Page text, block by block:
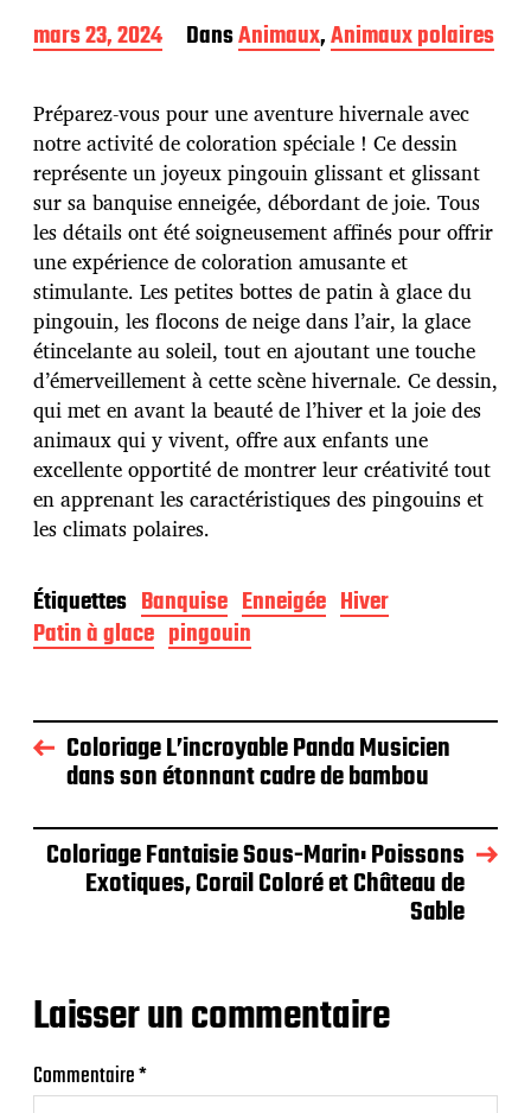
D
a
e
d
e
p
u
b
l
i
c
a
t
i
o
n
mars 23, 2024 DansAnimaux,Animaux polaires
Préparez-vous pour une aventure hivernale avec
notre activité de coloration spéciale ! Ce dessin
représente un joyeux pingouin glissant et glissant
sur sa banquise enneigée, débordant de joie. Tous
les détails ont été soigneusement affinés pour offrir
une expérience de coloration amusante et
stimulante. Les petites bottes de patin à glace du
pingouin, les flocons de neige dans l’air, la glace
étincelante au soleil, tout en ajoutant une touche
d’émerveillement à cette scène hivernale. Ce dessin,
qui met en avant la beauté de l’hiver et la joie des
animaux qui y vivent, offre aux enfants une
excellente opportité de montrer leur créativité tout
en apprenant les caractéristiques des pingouins et
les climats polaires.
Étiquettes Banquise Enneigée Hiver
Patin à glace pingouin
Coloriage L’incroyable Panda Musicien
dans son étonnant cadre de bambou
Coloriage Fantaisie Sous-Marin: Poissons
Exotiques, Corail Coloré et Château de
Sable
Laisser un commentaire
Commentaire*